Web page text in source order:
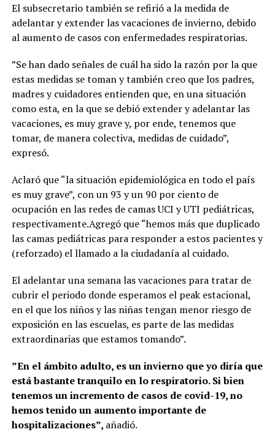
El subsecretario también se refirió a la medida de
adelantar y extender las vacaciones de invierno, debido
al aumento de casos con enfermedades respiratorias.
”Se han dado señales de cuál ha sido la razón por la que
estas medidas se toman y también creo que los padres,
madres y cuidadores entienden que, en una situación
como esta, en la que se debió extender y adelantar las
vacaciones, es muy grave y, por ende, tenemos que
tomar, de manera colectiva, medidas de cuidado”,
expresó.
Aclaró que “la situación epidemiológica en todo el país
es muy grave”, con un 93 y un 90 por ciento de
ocupación en las redes de camas UCI y UTI pediátricas,
respectivamente.Agregó que “hemos más que duplicado
las camas pediátricas para responder a estos pacientes y
(reforzado) el llamado a la ciudadanía al cuidado.
El adelantar una semana las vacaciones para tratar de
cubrir el periodo donde esperamos el peak estacional,
en el que los niños y las niñas tengan menor riesgo de
exposición en las escuelas, es parte de las medidas
extraordinarias que estamos tomando”.
”En el ámbito adulto, es un invierno que yo diría que
está bastante tranquilo en lo respiratorio. Si bien
tenemos un incremento de casos de covid-19, no
hemos tenido un aumento importante de
hospitalizaciones”, añadió.